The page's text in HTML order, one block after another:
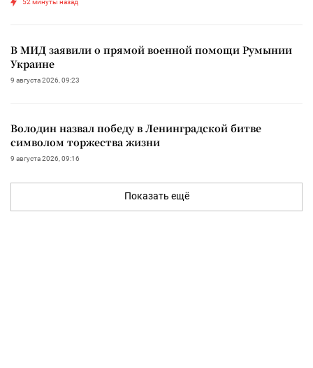
В МИД заявили о прямой военной помощи Румынии
Украине
9 августа 2026, 09:23
Володин назвал победу в Ленинградской битве
символом торжества жизни
9 августа 2026, 09:16
Показать ещё